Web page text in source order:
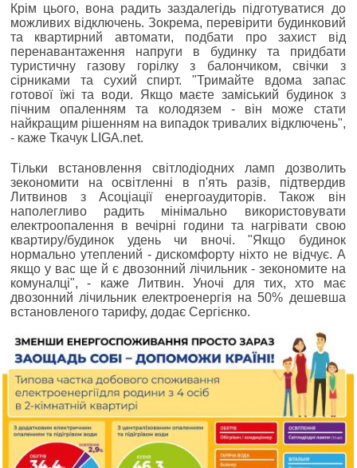
Крім цього, вона радить заздалегідь підготуватися до
можливих відключень. Зокрема, перевірити будинковий
та квартирний автомати, подбати про захист від
перенавантаження напруги в будинку та придбати
туристичну газову горілку з балончиком, свічки з
сірниками та сухий спирт. "Тримайте вдома запас
готової їжі та води. Якщо маєте заміський будинок з
пічним опаленням та колодязем - він може стати
найкращим рішенням на випадок тривалих відключень",
- каже Ткачук LIGA.net.
Тільки встановлення світлодіодних ламп дозволить
зекономити на освітленні в п'ять разів, підтвердив
Литвинов з Асоціації енергоаудиторів. Також він
наполегливо радить мінімально використовувати
електроопалення в вечірні години та нагрівати свою
квартиру/будинок удень чи вночі. "Якщо будинок
нормально утеплений - дискомфорту ніхто не відчує. А
якщо у вас ще й є двозонний лічильник - зекономите на
комуналці", - каже Литвин. Уночі для тих, хто має
двозонний лічильник електроенергія на 50% дешевша
встановленого тарифу, додає Сергієнко.